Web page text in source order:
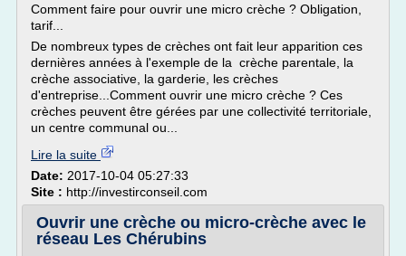
Comment faire pour ouvrir une micro crèche ? Obligation,
tarif...
De nombreux types de crèches ont fait leur apparition ces
dernières années à l'exemple de la crèche parentale, la
crèche associative, la garderie, les crèches
d'entreprise...Comment ouvrir une micro crèche ? Ces
crèches peuvent être gérées par une collectivité territoriale,
un centre communal ou...
Lire la suite
Date: 2017-10-04 05:27:33
Site : http://investirconseil.com
Ouvrir une crèche ou micro-crèche avec le
réseau Les Chérubins